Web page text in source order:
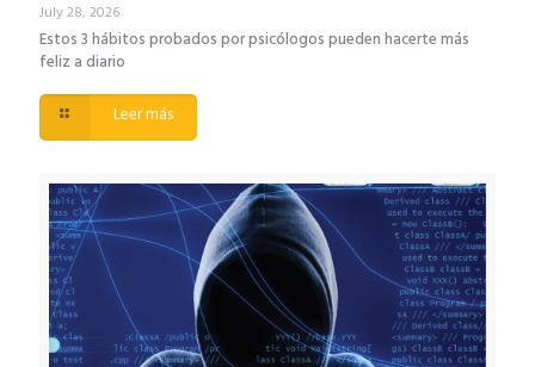
July 28, 2026
Estos 3 hábitos probados por psicólogos pueden hacerte más
feliz a diario
Leer más